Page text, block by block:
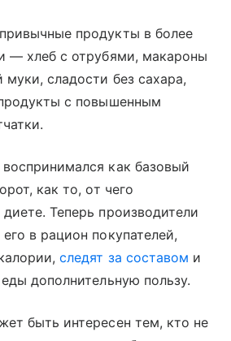
продукты в более
— хлеб с отрубями, макароны
муки, сладости без сахара,
с повышенным
как базовый
как то, от чего
Теперь производители
в рацион покупателей,
следят за составом и
дополнительную пользу.
быть интересен тем, кто не